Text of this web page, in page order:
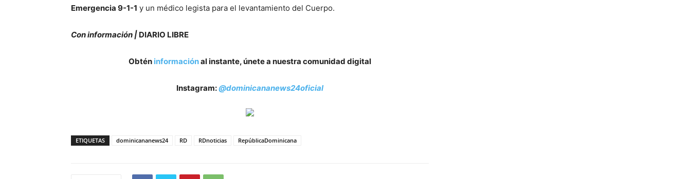
Emergencia 9-1-1 y un médico legista para el levantamiento del Cuerpo.
Con información | DIARIO LIBRE
Obtén informaciónal instante, únete a nuestra comunidad digital
Instagram:@dominicananews24oficial
ETIQUETAS dominicananews24 RD RDnoticias RepúblicaDominicana